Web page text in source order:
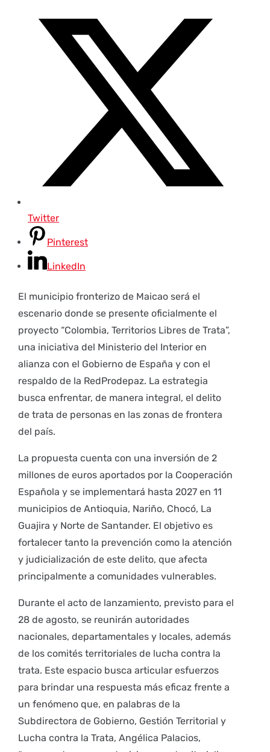
Twitter
Pinterest
LinkedIn
El municipio fronterizo de Maicao será el
escenario donde se presente oficialmente el
proyecto “Colombia, Territorios Libres de Trata”,
una iniciativa del Ministerio del Interior en
alianza con el Gobierno de España y con el
respaldo de la RedProdepaz. La estrategia
busca enfrentar, de manera integral, el delito
de trata de personas en las zonas de frontera
del país.
La propuesta cuenta con una inversión de 2
millones de euros aportados por la Cooperación
Española y se implementará hasta 2027 en 11
municipios de Antioquia, Nariño, Chocó, La
Guajira y Norte de Santander. El objetivo es
fortalecer tanto la prevención como la atención
y judicialización de este delito, que afecta
principalmente a comunidades vulnerables.
Durante el acto de lanzamiento, previsto para el
28 de agosto, se reunirán autoridades
nacionales, departamentales y locales, además
de los comités territoriales de lucha contra la
trata. Este espacio busca articular esfuerzos
para brindar una respuesta más eficaz frente a
un fenómeno que, en palabras de la
Subdirectora de Gobierno, Gestión Territorial y
Lucha contra la Trata, Angélica Palacios,